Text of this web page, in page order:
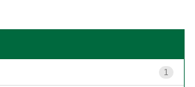
1